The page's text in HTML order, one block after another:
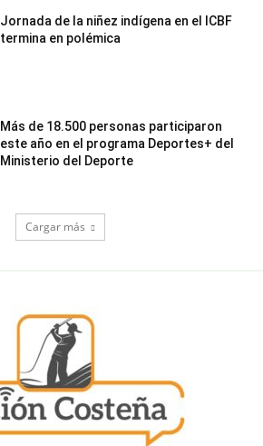
Jornada de la niñez indígena en el ICBF
termina en polémica
Más de 18.500 personas participaron
este año en el programa Deportes+ del
Ministerio del Deporte
Cargar más